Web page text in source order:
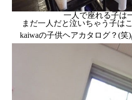
一人で座れる子は
まだ一人だと泣いちゃう子は
kaiwaの子供ヘアカタログ？(笑)